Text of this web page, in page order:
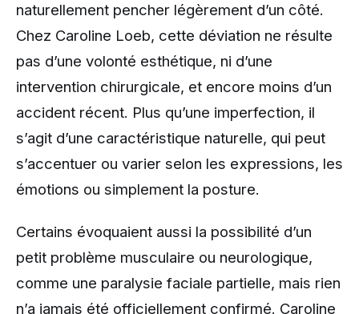
naturellement pencher légèrement d’un côté.
Chez Caroline Loeb, cette déviation ne résulte
pas d’une volonté esthétique, ni d’une
intervention chirurgicale, et encore moins d’un
accident récent. Plus qu’une imperfection, il
s’agit d’une caractéristique naturelle, qui peut
s’accentuer ou varier selon les expressions, les
émotions ou simplement la posture.
Certains évoquaient aussi la possibilité d’un
petit problème musculaire ou neurologique,
comme une paralysie faciale partielle, mais rien
n’a jamais été officiellement confirmé. Caroline